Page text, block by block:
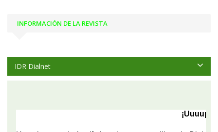
INFORMACIÓN DE LA REVISTA
IDR Dialnet